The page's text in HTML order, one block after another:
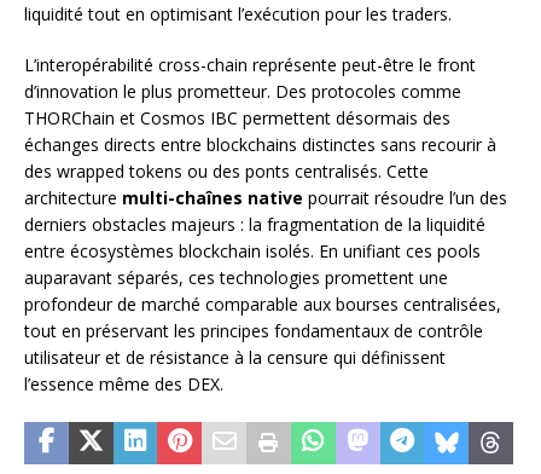
liquidité tout en optimisant l’exécution pour les traders.
L’interopérabilité cross-chain représente peut-être le front
d’innovation le plus prometteur. Des protocoles comme
THORChain et Cosmos IBC permettent désormais des
échanges directs entre blockchains distinctes sans recourir à
des wrapped tokens ou des ponts centralisés. Cette
architecture multi-chaînes native pourrait résoudre l’un des
derniers obstacles majeurs : la fragmentation de la liquidité
entre écosystèmes blockchain isolés. En unifiant ces pools
auparavant séparés, ces technologies promettent une
profondeur de marché comparable aux bourses centralisées,
tout en préservant les principes fondamentaux de contrôle
utilisateur et de résistance à la censure qui définissent
l’essence même des DEX.